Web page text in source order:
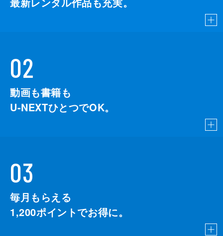
02
動画も書籍も
U-NEXTひとつでOK。
03
毎月もらえる
1,200ポイントでお得に。